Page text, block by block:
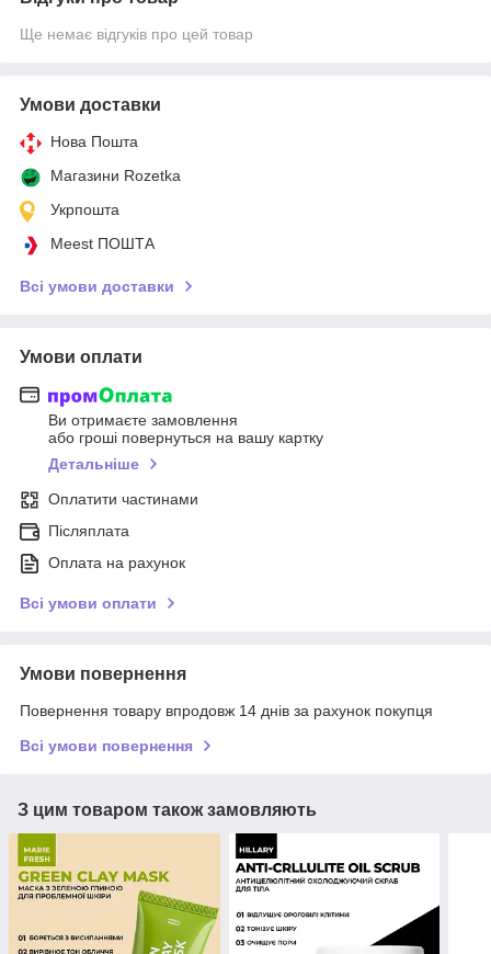
Ще немає відгуків про цей товар
Умови доставки
Нова Пошта
Магазини Rozetka
Укрпошта
Meest ПОШТА
Всі умови доставки
Умови оплати
Ви отримаєте замовлення
або гроші повернуться на вашу картку
Детальніше
Оплатити частинами
Післяплата
Оплата на рахунок
Всі умови оплати
Умови повернення
Повернення товару впродовж 14 днів за рахунок покупця
Всі умови повернення
З цим товаром також замовляють